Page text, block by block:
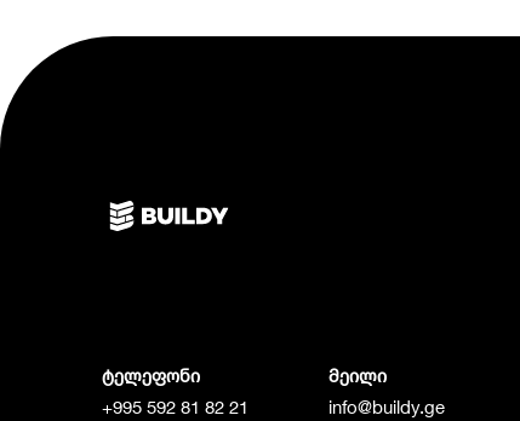
ტელეფონი
+995 592 81 82 21
მეილი
info@buildy.ge